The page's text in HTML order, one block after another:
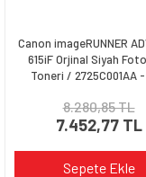
Canon imageRUNNER
615iF Orjinal Siyah
Toneri / 2725C001AA
8.280,85 TL
7.452,77 TL
Sepete Ekle